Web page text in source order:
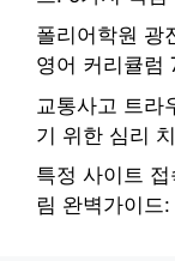
폴리어학원 광
영어 커리큘럼
교통사고 트라
기 위한 심리
특정 사이트
림 완벽가이드